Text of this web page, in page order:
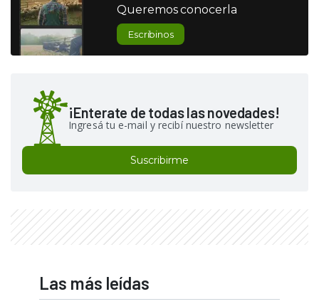
Queremos conocerla
Escribinos
¡Enterate de todas las novedades!
Ingresá tu e-mail y recibí nuestro newsletter
Suscribirme
Las más leídas